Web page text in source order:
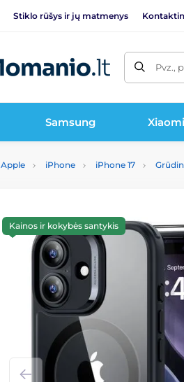
Stiklo rūšys ir jų matmenys
Pvz.,
Samsung Xiaomi
Apple iPhone iPhone 17
Kainos ir kokybės santykis